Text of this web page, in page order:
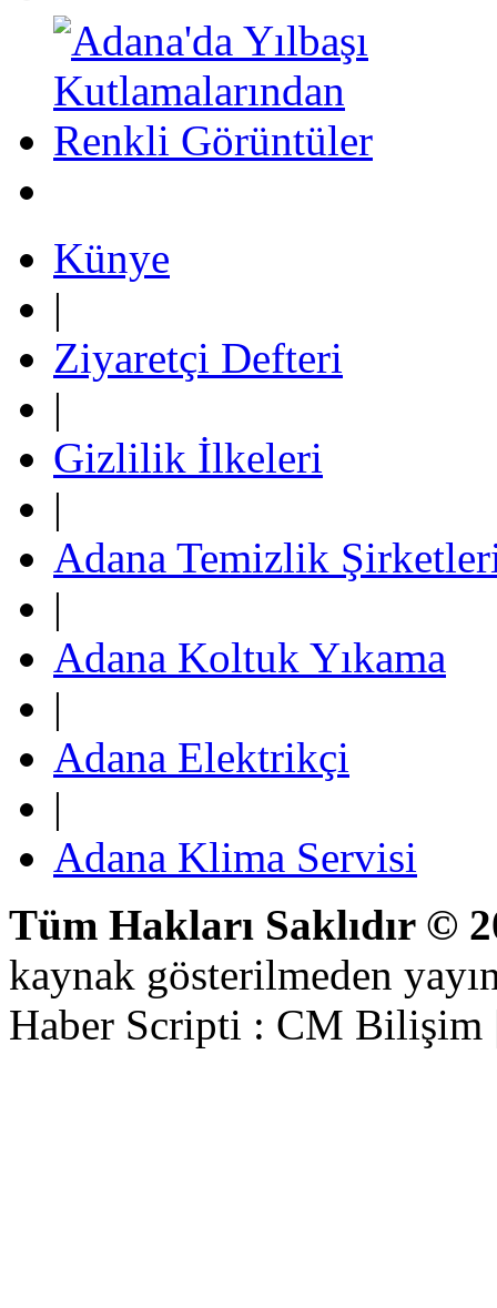
Künye
|
Ziyaretçi Defteri
|
Gizlilik İlkeleri
|
Adana Temizlik
|
Adana Koltuk Yıkama
|
Adana Elektrikçi
|
Adana Klima Servisi
Tüm Hakları Saklıdır ©
kaynak gösterilmeden
Haber Scripti : CM Bilişim